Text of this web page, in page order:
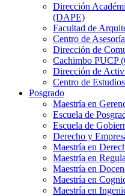
Dirección
(DAPE)
Facultad de
Centro de
Dirección de
Cachimbo PUCP
Dirección de
Centro de
Posgrado
Maestría en
Escuela de
Escuela de
Derecho y
Maestría en
Maestría en
Maestría en
Maestría en
Maestría en